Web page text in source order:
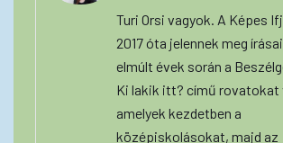
Turi Orsi vagyok. A Képes
2017 óta jelennek meg
elmúlt évek során a
Ki lakik itt? című rovatokat
amelyek kezdetben a
középiskolásokat, majd az